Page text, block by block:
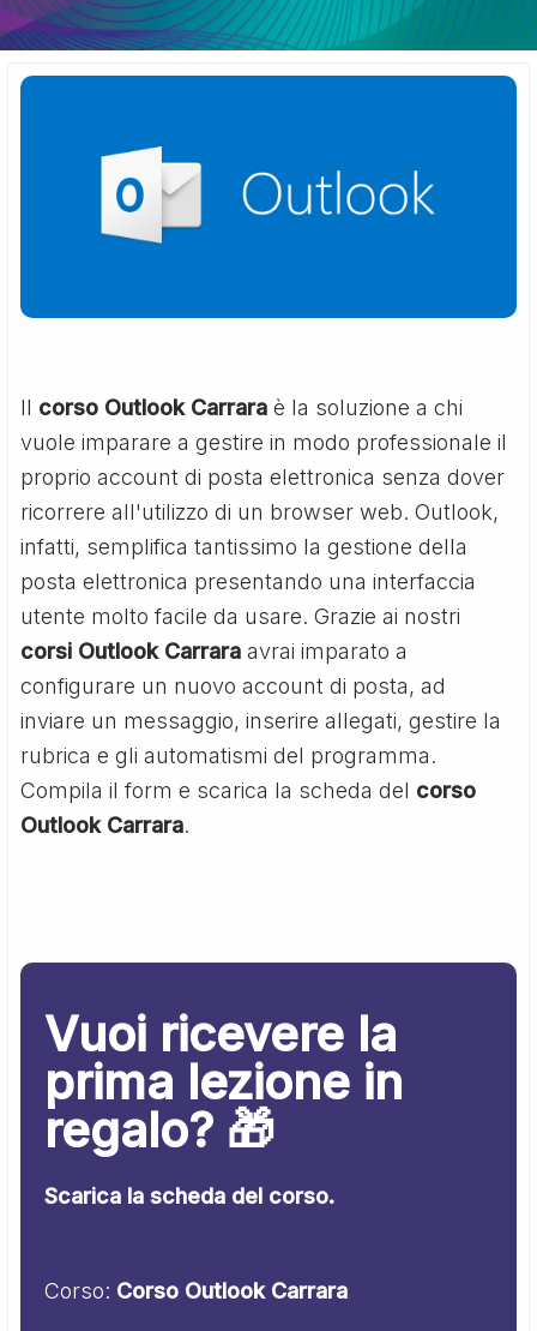
Il corso Outlook Carrara è la soluzione a chi
vuole imparare a gestire in modo professionale il
proprio account di posta elettronica senza dover
ricorrere all'utilizzo di un browser web. Outlook,
infatti, semplifica tantissimo la gestione della
posta elettronica presentando una interfaccia
utente molto facile da usare. Grazie ai nostri
corsi Outlook Carrara avrai imparato a
configurare un nuovo account di posta, ad
inviare un messaggio, inserire allegati, gestire la
rubrica e gli automatismi del programma.
Compila il form e scarica la scheda del corso
Outlook Carrara.
Vuoi ricevere la
prima lezione in
regalo? 🎁
Scarica la scheda del corso.
Corso: Corso Outlook Carrara